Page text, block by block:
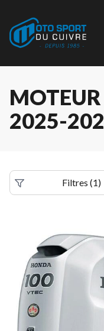
2025-
Filtres (1)